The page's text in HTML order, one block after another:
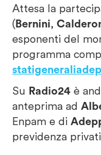
Attesa la
(Bernini,
esponenti del
programma
Su Radio24 è
anteprima ad
Enpam e di
previdenza